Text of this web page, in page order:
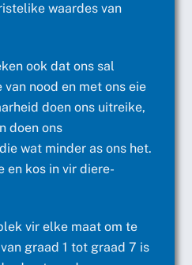
waardes van
ook dat ons sal
nood en met ons eie
doen ons uitreike,
doen ons
wat minder as ons het.
en kos in vir diere-
vir elke maat om te
graad 1 tot graad 7 is